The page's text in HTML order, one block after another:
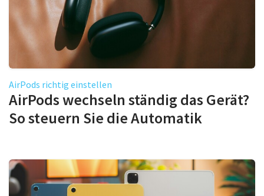
AirPods richtig einstellen
AirPods wechseln ständig das Gerät?
So steuern Sie die Automatik